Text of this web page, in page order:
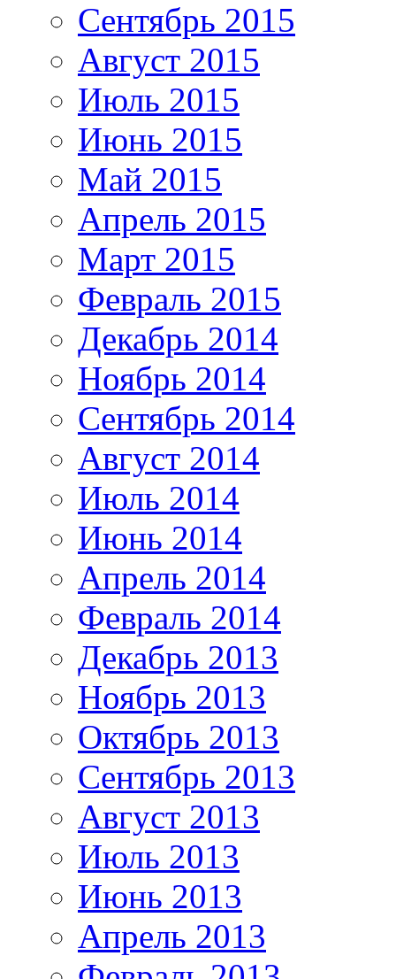
Сентябрь 2015
Август 2015
Июль 2015
Июнь 2015
Май 2015
Апрель 2015
Март 2015
Февраль 2015
Декабрь 2014
Ноябрь 2014
Сентябрь 2014
Август 2014
Июль 2014
Июнь 2014
Апрель 2014
Февраль 2014
Декабрь 2013
Ноябрь 2013
Октябрь 2013
Сентябрь 2013
Август 2013
Июль 2013
Июнь 2013
Апрель 2013